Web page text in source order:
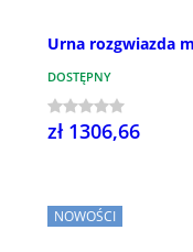
Urna rozgwiazda
DOSTĘPNY
zł 1306,66
NOWOŚCI